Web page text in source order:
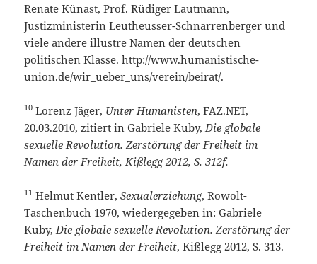
Renate Künast, Prof. Rüdiger Lautmann,
Justizministerin Leutheusser-Schnarrenberger und
viele andere illustre Namen der deutschen
politischen Klasse. http://www.humanistische-
union.de/wir_ueber_uns/verein/beirat/.
10 Lorenz Jäger, Unter Humanisten, FAZ.NET,
20.03.2010, zitiert in Gabriele Kuby,Die globale
sexuelle Revolution. Zerstörung der Freiheit im
Namen der Freiheit, Kißlegg 2012, S. 312f.
11 Helmut Kentler,Sexualerziehung, Rowolt-
Taschenbuch 1970, wiedergegeben in: Gabriele
Kuby,Die globale sexuelle Revolution. Zerstörung der
Freiheit im Namen der Freiheit, Kißlegg 2012, S. 313.